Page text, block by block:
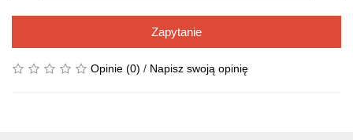
Zapytanie
Opinie (0) / Napisz swoją opinię